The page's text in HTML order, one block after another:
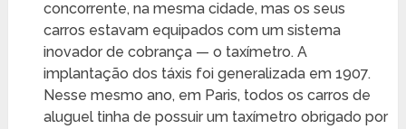
concorrente, na mesma cidade, mas os seus
carros estavam equipados com um sistema
inovador de cobrança — o taxímetro. A
implantação dos táxis foi generalizada em 1907.
Nesse mesmo ano, em Paris, todos os carros de
aluguel tinha de possuir um taxímetro obrigado por